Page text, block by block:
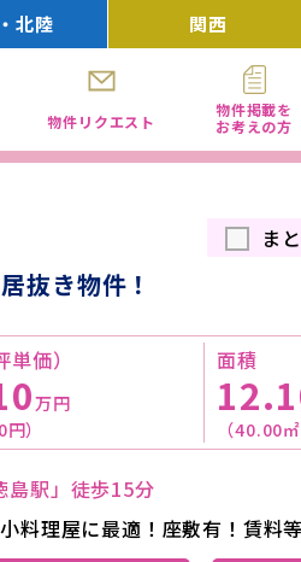
北陸 関西
物件リクエスト
物件掲載を
お考えの方
ま
抜き物件！
価）
万円
）
面積
（40.00㎡
島駅」徒歩15分
料理屋に最適！座敷有！賃料